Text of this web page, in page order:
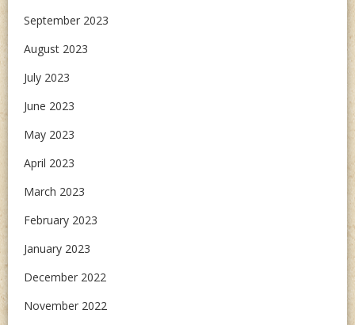
September 2023
August 2023
July 2023
June 2023
May 2023
April 2023
March 2023
February 2023
January 2023
December 2022
November 2022